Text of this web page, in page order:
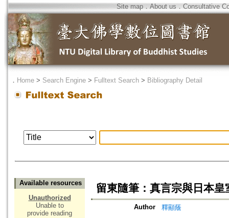
Site map．About us ． Consultative
． Home > Search Engine > Fulltext Search > Bibliography Detail
Available resources
Unauthorized
Unable to
provide reading
留東隨筆：真言宗與日本皇
Author
釋顯蔭